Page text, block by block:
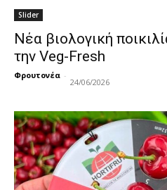
Slider
Νέα βιολογική
την Veg-Fresh
Φρουτονέα -
24/06/2026